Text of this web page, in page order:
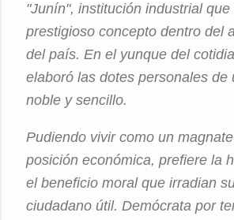
"Junín", institución industrial que
prestigioso concepto dentro del
del país. En el yunque del
elaboró las dotes personales de
noble y sencillo.
Pudiendo vivir como un
posición económica, prefiere la
el beneficio moral que irradian
ciudadano útil. Demócrata por